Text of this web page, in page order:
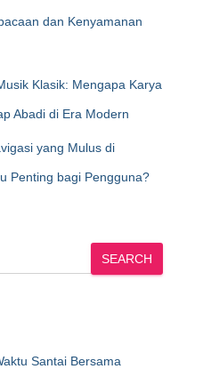
dan Kenyamanan
Klasik: Mengapa Karya
Abadi di Era Modern
yang Mulus di
Penting bagi Pengguna?
SEARCH
Santai Bersama